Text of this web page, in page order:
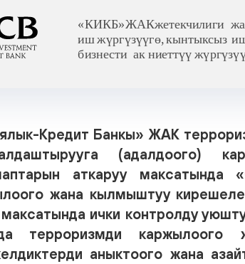
Кредит Банкы» ЖАК
(адалдоого)
аткаруу максатында
жана кылмыштуу
ички контролду
терроризмди каржылоого
аныктоого жана